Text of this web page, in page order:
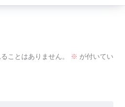
ことはありません。 ※ が付いてい